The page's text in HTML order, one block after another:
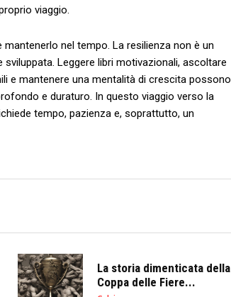
viaggio.
nel tempo. La resilienza non è ⁤un
Leggere libri motivazionali, ascoltare
e mantenere una mentalità‌ di crescita possono
e⁢ duraturo. In questo viaggio verso ​la
tempo,⁣ pazienza e, soprattutto, ⁤un
La storia dimenticata della
Coppa delle Fiere...